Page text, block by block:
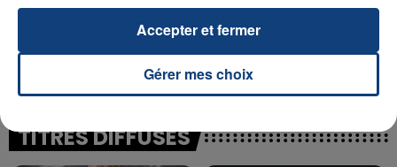
UNE ADOLESCENTE DEVANT SE FAIRE
OPÉRER DE LA CHEVILLE RESSORT DE LA...
La famille a porté plainte contre la clinique qui a
reconnu sa responsabilité et présenté ses
TITRES DIFFUSÉS
Gérer mes choix
Accepter et fermer